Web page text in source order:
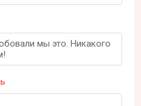
мы это. Никакого